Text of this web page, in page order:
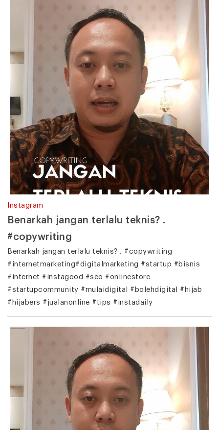
Instagram
Benarkah jangan terlalu teknis? .
#copywriting
Benarkah jangan terlalu teknis? . #copywriting
#internetmarketing#digitalmarketing #startup #bisnis
#internet #instagood #seo #onlinestore
#startupcommunity #mulaidigital #bolehdigital #hijab
#hijabers #jualanonline #tips #instadaily